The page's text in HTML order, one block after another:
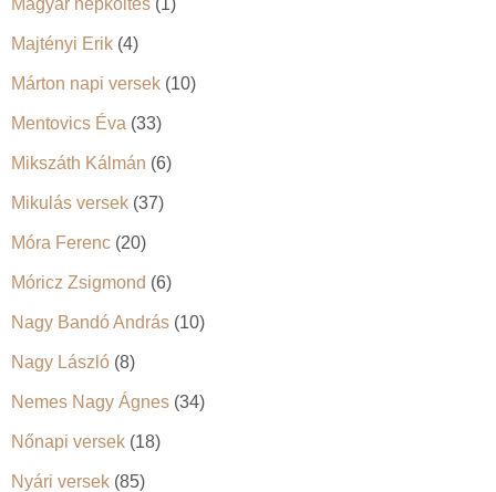
Majtényi Erik (4)
Márton napi versek (10)
Mentovics Éva (33)
Mikszáth Kálmán (6)
Mikulás versek (37)
Móra Ferenc (20)
Móricz Zsigmond (6)
Nagy Bandó András (10)
Nagy László (8)
Nemes Nagy Ágnes (34)
Nőnapi versek (18)
Nyári versek (85)